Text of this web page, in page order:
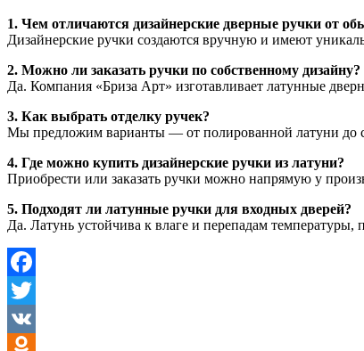
1. Чем отличаются дизайнерские дверные ручки от
Дизайнерские ручки создаются вручную и имеют
2. Можно ли заказать ручки по собственному дизайну?
Да. Компания «Бриза Арт» изготавливает латунные
3. Как выбрать отделку ручек?
Мы предложим варианты — от полированной латуни до
4. Где можно купить дизайнерские ручки из латуни?
Приобрести или заказать ручки можно напрямую у
5. Подходят ли латунные ручки для входных дверей?
Да. Латунь устойчива к влаге и перепадам
Facebook
Twitter
VK